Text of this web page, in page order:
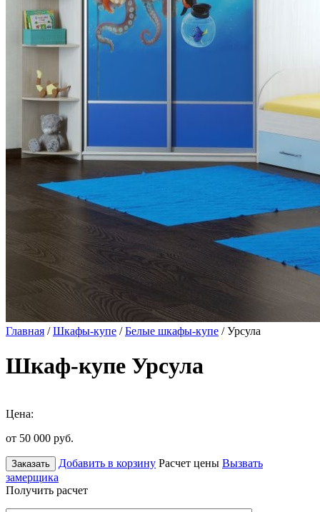
Главная /Шкафы-купе /Белые шкафы-купе / Урсула
Шкаф-купе Урсула
Цена:
от 50 000 руб.
Заказать Добавить в корзину Расчет цены Вызвать
замерщика
Получить расчет